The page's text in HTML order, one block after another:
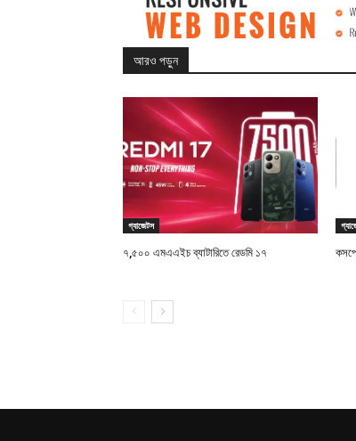
আরও পড়ুন
গ্যাজেটস
৭,৫০০ এমএএইচ ব্যাটারিতে রেডমি ১৭